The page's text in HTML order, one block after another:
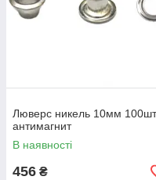
Люверс никель 10мм
антимагнит
В наявності
456 ₴